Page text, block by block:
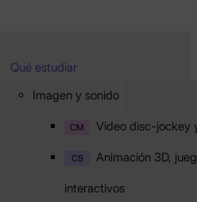
Qué estudiar
Imagen y sonido
CM Video disc-jockey
CS Animación 3D,
interactivos